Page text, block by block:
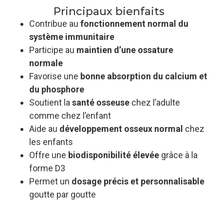
Principaux bienfaits
Contribue au fonctionnement normal du
système immunitaire
Participe au maintien d’une ossature
normale
Favorise une bonne absorption du calcium et
du phosphore
Soutient la santé osseuse chez l’adulte
comme chez l’enfant
Aide au développement osseux normal chez
les enfants
Offre une biodisponibilité élevée grâce à la
forme D3
Permet un dosage précis et personnalisable
goutte par goutte